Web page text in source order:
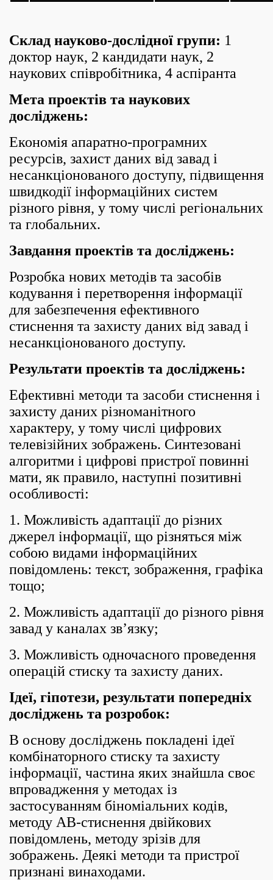
Склад науково-дослідної групи: 1
доктор наук, 2 кандидати наук, 2
наукових співробітника, 4 аспіранта
Мета проектів та наукових
досліджень:
Економія апаратно-програмних
ресурсів, захист даних від завад і
несанкціонованого доступу, підвищення
швидкодії інформаційних систем
різного рівня, у тому числі регіональних
та глобальних.
Завдання проектів та досліджень:
Розробка нових методів та засобів
кодування і перетворення інформації
для забезпечення ефективного
стиснення та захисту даних від завад і
несанкціонованого доступу.
Результати проектів та досліджень:
Ефективні методи та засоби стиснення і
захисту даних різноманітного
характеру, у тому числі цифрових
телевізійних зображень. Синтезовані
алгоритми і цифрові пристрої повинні
мати, як правило, наступні позитивні
особливості:
1. Можливість адаптації до різних
джерел інформації, що різняться між
собою видами інформаційних
повідомлень: текст, зображення, графіка
тощо;
2. Можливість адаптації до різного рівня
завад у каналах зв’язку;
3. Можливість одночасного проведення
операцій стиску та захисту даних.
Ідеї, гіпотези, результати попередніх
досліджень та розробок:
В основу досліджень покладені ідеї
комбінаторного стиску та захисту
інформації, частина яких знайшла своє
впровадження у методах із
застосуванням біноміальних кодів,
методу АВ-стиснення двійкових
повідомлень, методу зрізів для
зображень. Деякі методи та пристрої
признані винаходами.